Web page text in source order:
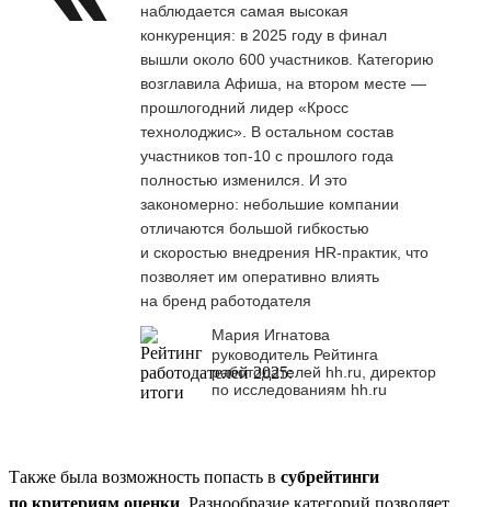
наблюдается самая высокая
конкуренция: в 2025 году в финал
вышли около 600 участников. Категорию
возглавила Афиша, на втором месте —
прошлогодний лидер «Кросс
технолоджис». В остальном состав
участников топ-10 с прошлого года
полностью изменился. И это
закономерно: небольшие компании
отличаются большой гибкостью
и скоростью внедрения HR-практик, что
позволяет им оперативно влиять
на бренд работодателя
Мария Игнатова
руководитель Рейтинга
работодателей hh.ru, директор
по исследованиям hh.ru
Также была возможность попасть в субрейтинги
по критериям оценки . Разнообразие категорий позволяет